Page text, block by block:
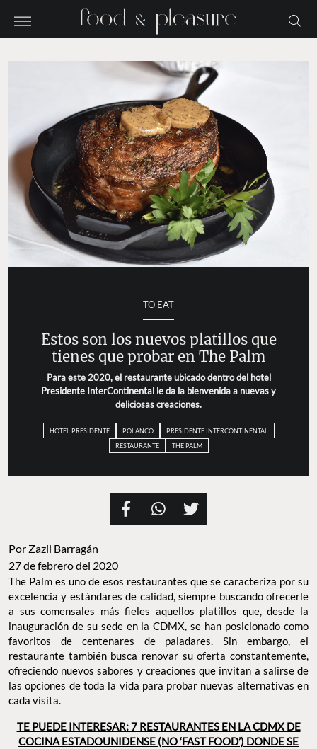
TO EAT
Estos son los nuevos platillos que
tienes que probar en The Palm
Para este 2020, el restaurante ubicado dentro del hotel
Presidente InterContinental le da la bienvenida a nuevas y
deliciosas creaciones.
HOTEL PRESIDENTE POLANCO
PRESIDENTE INTERCONTINENTAL
RESTAURANTE
THE PALM
Por Zazil Barragán
27 de febrero del 2020
The Palm es uno de esos restaurantes que se caracteriza por su
excelencia y estándares de calidad, siempre buscando ofrecerle
a sus comensales más fieles aquellos platillos que, desde la
inauguración de su sede en la CDMX, se han posicionado como
favoritos de centenares de paladares. Sin embargo, el
restaurante también busca renovar su oferta constantemente,
ofreciendo nuevos sabores y creaciones que invitan a salirse de
las opciones de toda la vida para probar nuevas alternativas en
cada visita.
TE PUEDE INTERESAR: 7 RESTAURANTES EN LA CDMX DE
COCINA ESTADOUNIDENSE (NO ‘FAST FOOD’) DONDE SE